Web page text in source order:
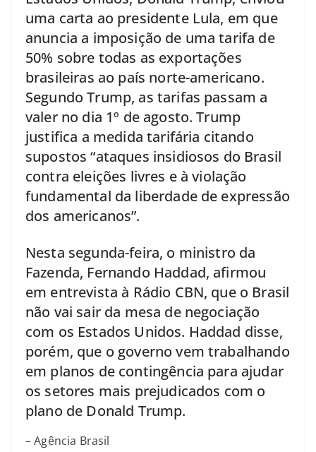
uma carta ao presidente Lula, em que
anuncia a imposição de uma tarifa de
50% sobre todas as exportações
brasileiras ao país norte-americano.
Segundo Trump, as tarifas passam a
valer no dia 1º de agosto. Trump
justifica a medida tarifária citando
supostos “ataques insidiosos do Brasil
contra eleições livres e à violação
fundamental da liberdade de expressão
dos americanos”.
Nesta segunda-feira, o ministro da
Fazenda, Fernando Haddad, afirmou
em entrevista à Rádio CBN, que o Brasil
não vai sair da mesa de negociação
com os Estados Unidos. Haddad disse,
porém, que o governo vem trabalhando
em planos de contingência para ajudar
os setores mais prejudicados com o
plano de Donald Trump.
– Agência Brasil